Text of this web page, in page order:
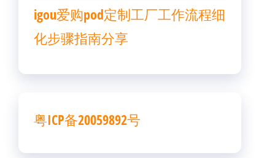
igou爱购pod定制工厂工作流程细
化步骤指南分享
粤ICP备20059892号